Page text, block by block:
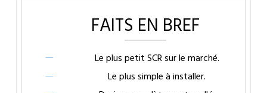
FAITS EN BREF
Le plus petit SCR sur le marché.
Le plus simple à installer.